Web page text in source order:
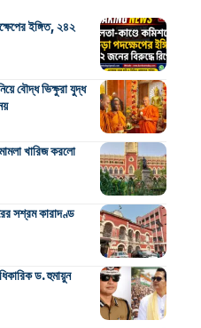
ইঙ্গিত, ২৪২
বৌদ্ধ ভিক্ষুরা যুদ্ধ
খারিজ করলো
সশ্রম কারাদণ্ড
ড. হুমায়ুন